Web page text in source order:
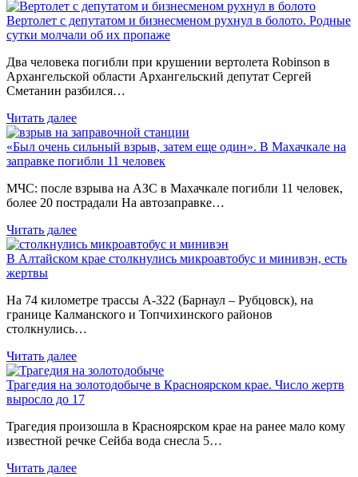
Вертолет с депутатом и бизнесменом рухнул в болото. Родные
сутки молчали об их пропаже
Два человека погибли при крушении вертолета Robinson в
Архангельской области Архангельский депутат Сергей
Сметанин разбился…
Читать далее
«Был очень сильный взрыв, затем еще один». В Махачкале на
заправке погибли 11 человек
МЧС: после взрыва на АЗС в Махачкале погибли 11 человек,
более 20 пострадали На автозаправке…
Читать далее
В Алтайском крае столкнулись микроавтобус и минивэн, есть
жертвы
На 74 километре трассы А-322 (Барнаул – Рубцовск), на
границе Калманского и Топчихинского районов
столкнулись…
Читать далее
Трагедия на золотодобыче в Красноярском крае. Число жертв
выросло до 17
Трагедия произошла в Красноярском крае на ранее мало кому
известной речке Сейба вода снесла 5…
Читать далее